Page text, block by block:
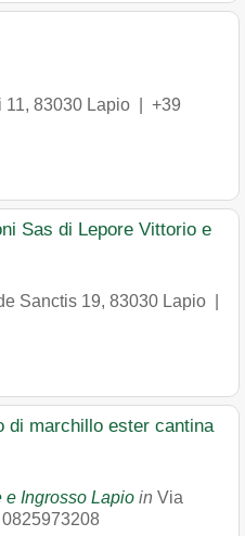
11, 83030 Lapio
+39
Sas di Lepore Vittorio e
Sanctis 19, 83030 Lapio
di marchillo ester cantina
e Ingrosso Lapio in Via